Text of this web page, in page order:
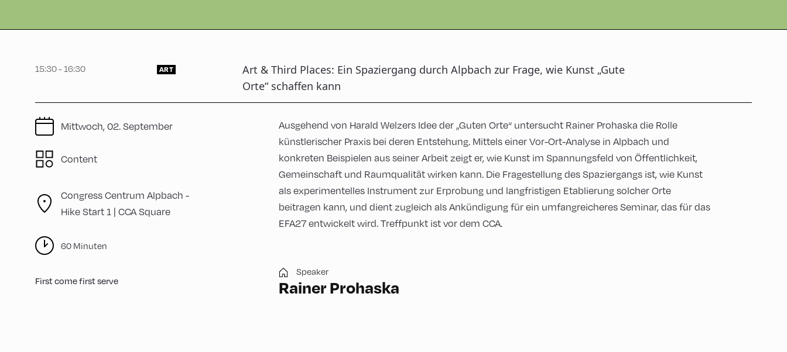
15:30 - 16:30 ART
Art & Third Places: Ein Spaziergang durch Alpbach zur Frage, wie Kunst „Gute
Orte“ schaffen kann
Mittwoch, 02. September
Content
Congress Centrum Alpbach -
Hike Start 1 | CCA Square
60 Minuten
First come first serve
Ausgehend von Harald Welzers Idee der „Guten Orte“ untersucht Rainer Prohaska die Rolle
künstlerischer Praxis bei deren Entstehung. Mittels einer Vor-Ort-Analyse in Alpbach und
konkreten Beispielen aus seiner Arbeit zeigt er, wie Kunst im Spannungsfeld von Öffentlichkeit,
Gemeinschaft und Raumqualität wirken kann. Die Fragestellung des Spaziergangs ist, wie Kunst
als experimentelles Instrument zur Erprobung und langfristigen Etablierung solcher Orte
beitragen kann, und dient zugleich als Ankündigung für ein umfangreicheres Seminar, das für das
EFA27 entwickelt wird. Treffpunkt ist vor dem CCA.
Speaker
Rainer Prohaska